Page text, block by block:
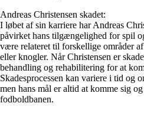
Andreas Christensen skadet:
I løbet af sin karriere har Andreas
påvirket hans tilgængelighed for spil
være relateret til forskellige områder
eller knogler. Når Christensen er
behandling og rehabilitering for at
Skadesprocessen kan variere i tid og
men hans mål er altid at komme sig
fodboldbanen.